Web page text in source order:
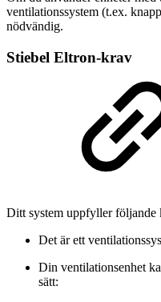
ventilationssystem (t.ex.
nödvändig.
Stiebel Eltron-krav
Ditt system uppfyller följande
Det är ett
Din ventilationsenhet
sätt: